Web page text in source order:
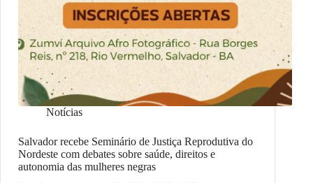
Notícias
Salvador recebe Seminário de Justiça Reprodutiva do
Nordeste com debates sobre saúde, direitos e
autonomia das mulheres negras